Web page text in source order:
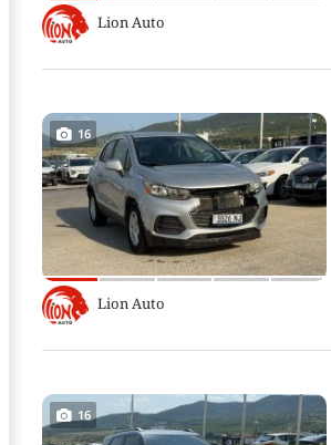
Lion Auto
16
Lion Auto
16